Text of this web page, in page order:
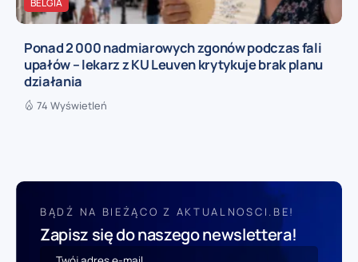
BELGIA
Ponad 2 000 nadmiarowych zgonów podczas fali
upałów – lekarz z KU Leuven krytykuje brak planu
działania
74 Wyświetleń
BĄDŹ NA BIEŻĄCO Z AKTUALNOSCI.BE!
Zapisz się do naszego newslettera!